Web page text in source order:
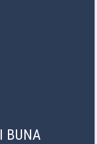
BUNA